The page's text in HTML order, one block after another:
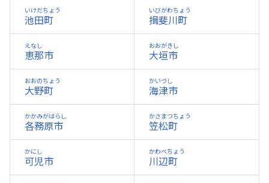
池田町
いけだちょう
揖斐川町
いびがわちょう
恵那市
えなし
大垣市
おおがきし
大野町
おおのちょう
海津市
かいづし
各務原市
かかみがはらし
笠松町
かさまつちょう
可児市
かにし
川辺町
かわべちょう